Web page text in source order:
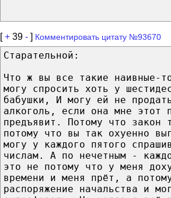
[+ 39 - ] Комментировать цитату №93670
Старательной:
Что ж вы все такие наивные-
могу спросить хоть у
бабушки, И могу ей не
алкоголь, если она мне этот
предъявит. Потому что закон
потому что вы так охуенно
могу у каждого пятого
числам. А по нечетным -
это не потому что у меня
времени и меня прёт, а
распоряжение начальства и